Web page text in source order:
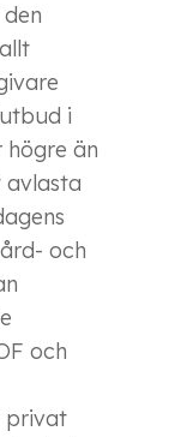
i
än
och
och
privat